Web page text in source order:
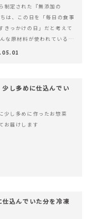
制定された『無添加の
は、この日を「毎日の食事
きっかけの日」だと考えて
な原材料が使われているの
につくられているのか。&
読む 【6月10日（無添加
少し多めに仕込んでい
少し多めに作ったお惣菜
お届けします
込んでいた分を冷凍